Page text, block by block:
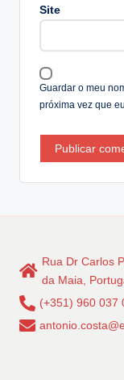
Site
Guardar o meu
próxima vez que
ti
e
:
Rua Dr Carlos
da Maia,
(+351) 960 037